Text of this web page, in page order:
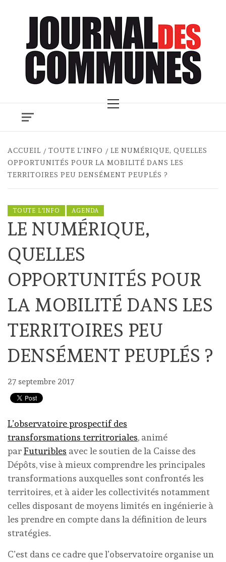
Menu
ACCUEIL TOUTE L'INFO
LE NUMÉRIQUE, QUELLES
OPPORTUNITÉS POUR LA MOBILITÉ DANS LES
TERRITOIRES PEU DENSÉMENT PEUPLÉS ?
TOUTE L'INFO AGENDA
LE NUMÉRIQUE,
QUELLES
OPPORTUNITÉS POUR
LA MOBILITÉ DANS LES
TERRITOIRES PEU
DENSÉMENT PEUPLÉS ?
27 septembre 2017
L’observatoire prospectif des
transforsmations territroriales, animé
parFuturibles avec le soutien de la Caisse des
Dépôts, vise à mieux comprendre les principales
transformations auxquelles sont confrontés les
territoires, et à aider les collectivités notamment
celles disposant de moyens limités en ingénierie à
les prendre en compte dans la définition de leurs
stratégies.
C’est dans ce cadre que l’observatoire organise un